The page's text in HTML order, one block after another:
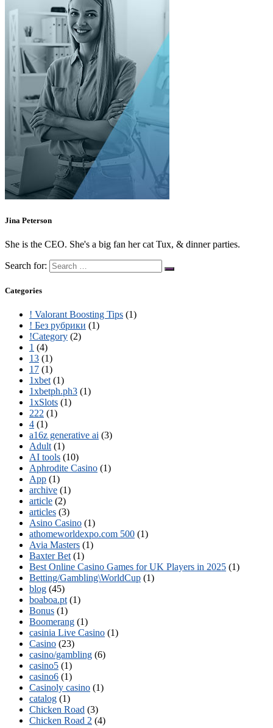
Jina Peterson
She is the CEO. She's a big fan her cat Tux, & dinner parties.
Search for:
Categories
! Valorant Boosting Tips (1)
! Без рубрики (1)
!Category (2)
1 (4)
13 (1)
17 (1)
1xbet (1)
1xbetph.ph3 (1)
1xSlots (1)
222 (1)
4 (1)
a16z generative ai (3)
Adult (1)
AI tools (10)
Aphrodite Casino (1)
App (1)
archive (1)
article (2)
articles (3)
Asino Casino (1)
athomeworldexpo.com 500 (1)
Avia Masters (1)
Baxter Bet (1)
Best Online Casino Games for UK Players in 2025 (1)
Betting/Gambling\WorldCup (1)
blog (45)
boaboa.pt (1)
Bonus (1)
Boomerang (1)
casinia Live Casino (1)
Casino (23)
casino/gambling (6)
casino5 (1)
casino6 (1)
Casinoly casino (1)
catalog (1)
Chicken Road (3)
Chicken Road 2 (4)